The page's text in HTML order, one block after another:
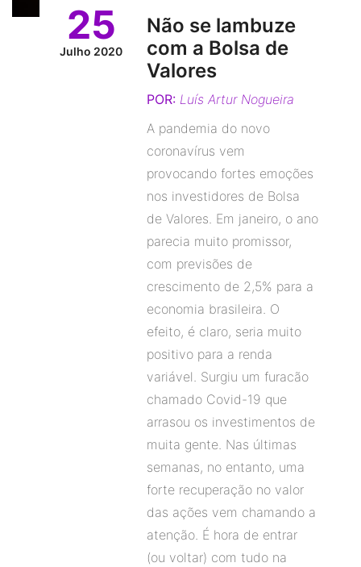
25
Julho 2020
Não se lambuze
com a Bolsa de
Valores
POR: Luís Artur Nogueira
A pandemia do novo
coronavírus vem
provocando fortes emoções
nos investidores de Bolsa
de Valores. Em janeiro, o ano
parecia muito promissor,
com previsões de
crescimento de 2,5% para a
economia brasileira. O
efeito, é claro, seria muito
positivo para a renda
variável. Surgiu um furacão
chamado Covid-19 que
arrasou os investimentos de
muita gente. Nas últimas
semanas, no entanto, uma
forte recuperação no valor
das ações vem chamando a
atenção. É hora de entrar
(ou voltar) com tudo na